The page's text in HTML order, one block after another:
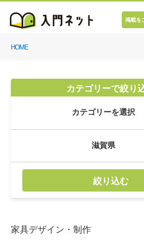
掲載を
HOME
カテゴリーで絞り
絞り込む
家具デザイン・制作